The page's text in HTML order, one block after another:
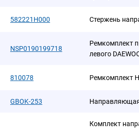
582221H000 Стержень
NSP0190199718
Ремкомплект
левого
810078 Ремкомплект
GBOK-253
Комплект